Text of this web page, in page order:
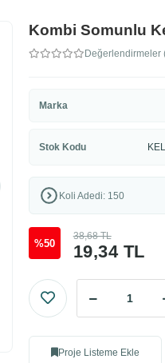
Kombi Somunlu
Değerlendirmeler
Marka
Stok Kodu
Koli Adedi: 150
%50 19,34 TL
38,68 TL
Proje Listeme Ekle